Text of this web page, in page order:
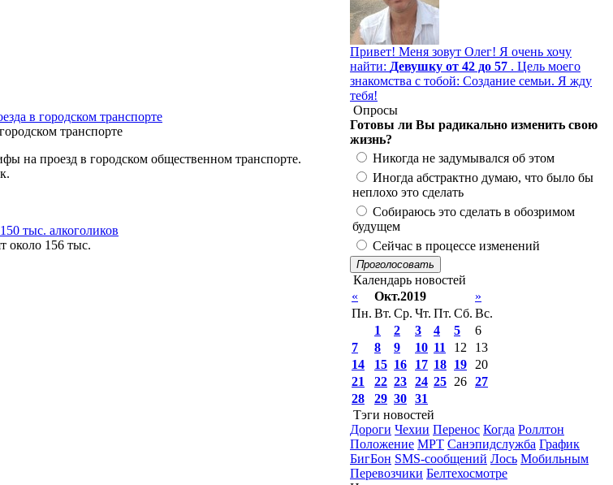
в городском транспорте
на проезд в городском общественном транспорте.
тыс. алкоголиков
около 156 тыс.
Привет! Меня зовут Олег! Я очень хочу
найти: Девушку от 42 до 57 . Цель моего
знакомства с тобой: Создание семьи. Я жду
тебя!
Опросы
Готовы ли Вы радикально изменить свою
жизнь?
Никогда не задумывался об этом
Иногда абстрактно думаю, что было бы
неплохо это сделать
Собираюсь это сделать в обозримом
будущем
Сейчас в процессе изменений
Проголосовать
Календарь новостей
«
Окт.2019
»
Пн. Вт. Ср. Чт. Пт. Сб. Вс.
1
2 3 4 5
6
7
8 9 10 11 12
13
14
15 16 17 18 19
20
21
22 23 24 25 26 27
28
29 30 31
Тэги новостей
Дороги Чехии Перенос Когда Роллтон
Положение МРТ Санэпидслужба График
БигБон SMS-сообщений Лось Мобильным
Перевозчики Белтехосмотре